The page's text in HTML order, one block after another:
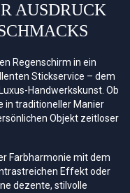
AUSDRUCK
Regenschirm in ein
Stickservice – dem
Handwerkskunst. Ob
in traditioneller Manier
Objekt zeitloser
Farbharmonie mit dem
Effekt oder
dezente, stilvolle